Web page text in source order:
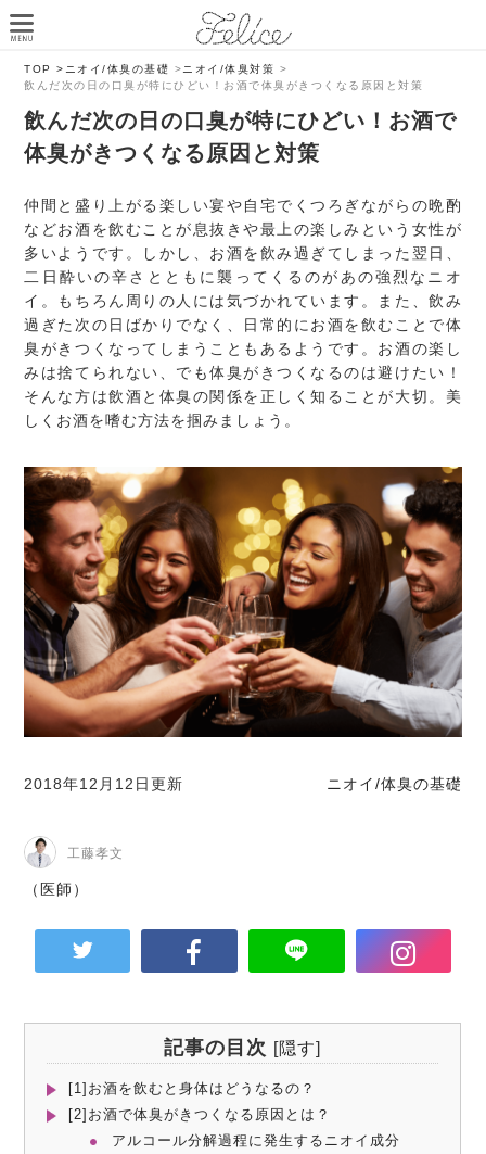
TOP > ニオイ/体臭の基礎 > ニオイ/体臭対策 >
飲んだ次の日の口臭が特にひどい！お酒で体臭がきつくなる原因と対策
飲んだ次の日の口臭が特にひどい！お酒で
体臭がきつくなる原因と対策
仲間と盛り上がる楽しい宴や自宅でくつろぎながらの晩酌
などお酒を飲むことが息抜きや最上の楽しみという女性が
多いようです。しかし、お酒を飲み過ぎてしまった翌日、
二日酔いの辛さとともに襲ってくるのがあの強烈なニオ
イ。もちろん周りの人には気づかれています。また、飲み
過ぎた次の日ばかりでなく、日常的にお酒を飲むことで体
臭がきつくなってしまうこともあるようです。お酒の楽し
みは捨てられない、でも体臭がきつくなるのは避けたい！
そんな方は飲酒と体臭の関係を正しく知ることが大切。美
しくお酒を嗜む方法を掴みましょう。
2018年12月12日更新 ニオイ/体臭の基礎
工藤孝文
（医師）
記事の目次 [隠す]
[1]お酒を飲むと身体はどうなるの？
[2]お酒で体臭がきつくなる原因とは？
アルコール分解過程に発生するニオイ成分